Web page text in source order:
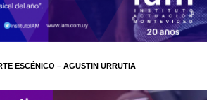
ESCÉNICO – AGUSTIN URRUTIA